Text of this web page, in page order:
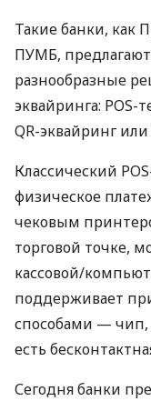
Такие банки, как
ПУМБ,
разнообразные
эквайринга:
QR-эквайринг
Классический
физическое
чековым
торговой точке,
кассовой/
поддерживает
способами — чип,
есть
Сегодня банки